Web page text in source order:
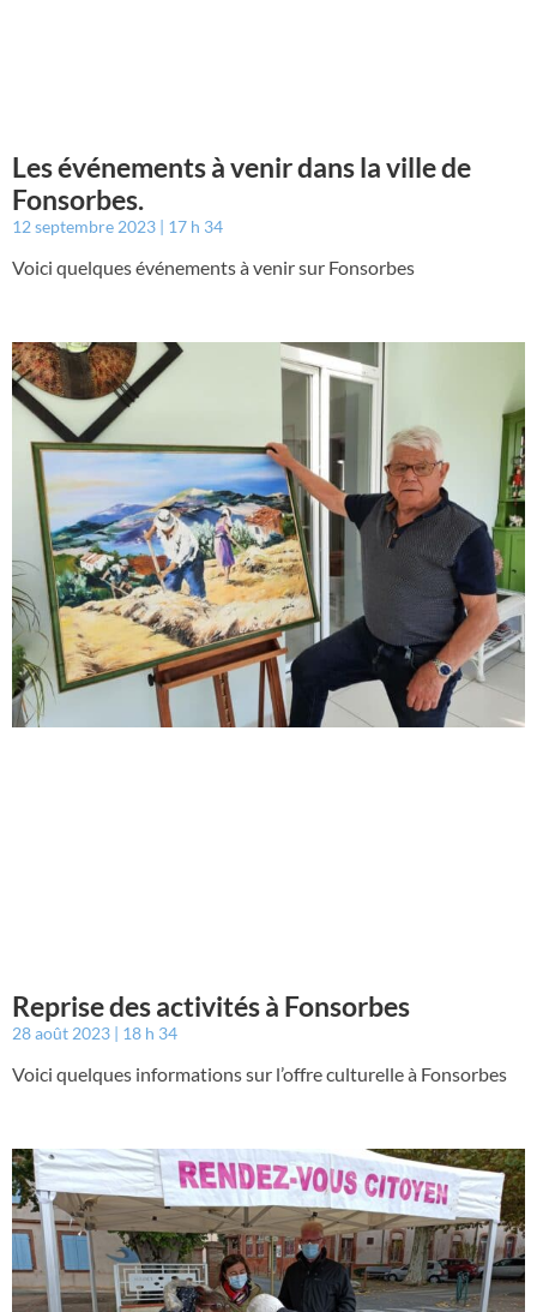
Les événements à venir dans la ville de
Fonsorbes.
12 septembre 2023 17 h 34
Voici quelques événements à venir sur Fonsorbes
Reprise des activités à Fonsorbes
28 août 2023 18 h 34
Voici quelques informations sur l’offre culturelle à Fonsorbes